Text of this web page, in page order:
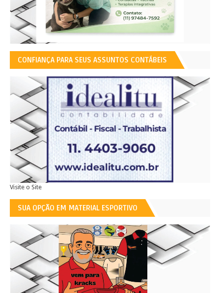
CONFIANÇA PARA SEUS ASSUNTOS CONTÁBEIS
Visite o Site
SUA OPÇÃO EM MATERIAL ESPORTIVO